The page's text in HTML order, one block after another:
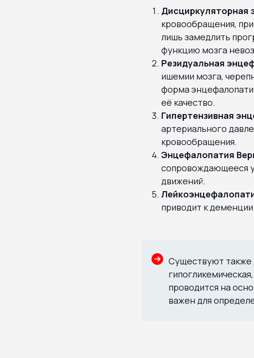
кровообращения,
лишь замедлить
функцию мозга
Резидуальная
ишемии мозга,
форма
её качество.
Гипертензивная
артериального
кровообращения.
Энцефалопатия
сопровождающееся
движений.
приводит к
Существуют также
проводится на
важен для